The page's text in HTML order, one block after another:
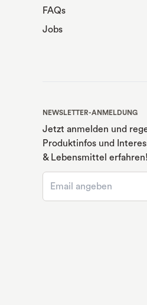
FAQs
Jobs
NEWSLETTER-ANMELDUNG
Jetzt anmelden und
Produktinfos und
& Lebensmittel erfahren!